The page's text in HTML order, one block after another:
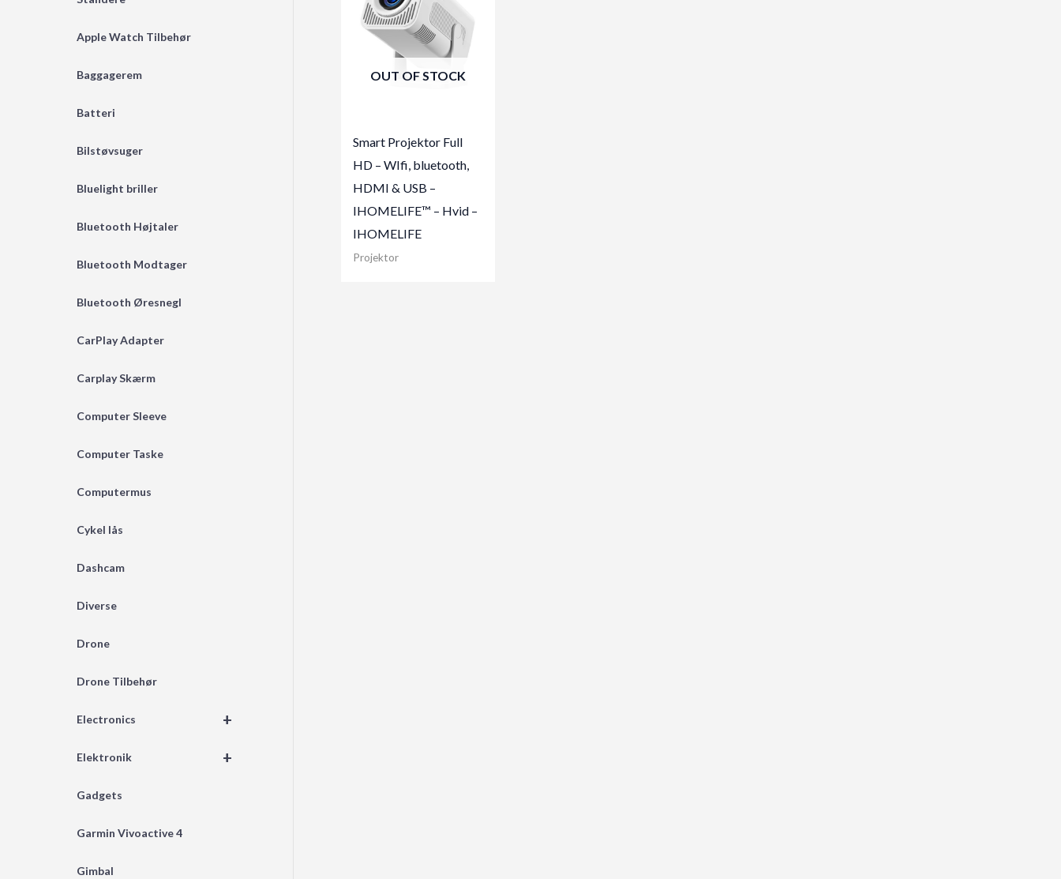
Apple Watch Tilbehør
Baggagerem
Batteri
Bilstøvsuger
Bluelight briller
Bluetooth Højtaler
Bluetooth Modtager
Bluetooth Øresnegl
CarPlay Adapter
Carplay Skærm
Computer Sleeve
Computer Taske
Computermus
Cykel lås
Dashcam
Diverse
Drone
Drone Tilbehør
+
Electronics
+
Elektronik
Gadgets
Garmin Vivoactive 4
Gimbal
OUT OF STOCK
Smart Projektor Full
HD – WIfi, bluetooth,
HDMI & USB –
IHOMELIFE™ – Hvid –
IHOMELIFE
Projektor